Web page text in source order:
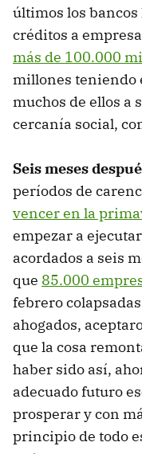
últimos los
créditos a
más de 100.000
millones teniendo
muchos de ellos a
cercanía social,
Seis meses
períodos de
vencer en la
empezar a
acordados a seis
que 85.000
febrero
ahogados,
que la cosa
haber sido así,
adecuado futuro
prosperar y con
principio de todo